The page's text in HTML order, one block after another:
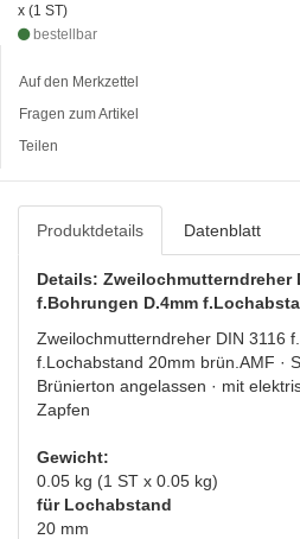
x (1 ST)
bestellbar
Auf den Merkzettel
Fragen zum Artikel
Teilen
Produktdetails Datenblatt
Details: Zweilochmutterndreher
f.Bohrungen D.4mm
Zweilochmutterndreher DIN 3116
f.Lochabstand 20mm brün.AMF ·
Brünierton angelassen · mit
Zapfen
Gewicht:
0.05 kg (1 ST x 0.05 kg)
für Lochabstand
20 mm